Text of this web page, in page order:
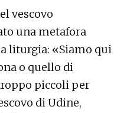
vescovo
una metafora
liturgia: «Siamo qui
o quello di
piccoli per
di Udine,